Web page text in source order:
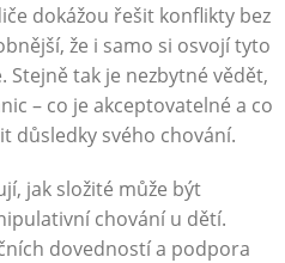
dokážou řešit konflikty bez
že i samo si osvojí tyto
Stejně tak je nezbytné vědět,
– co je akceptovatelné a co
důsledky svého chování.
jak složité může být
chování u dětí.
dovedností a podpora